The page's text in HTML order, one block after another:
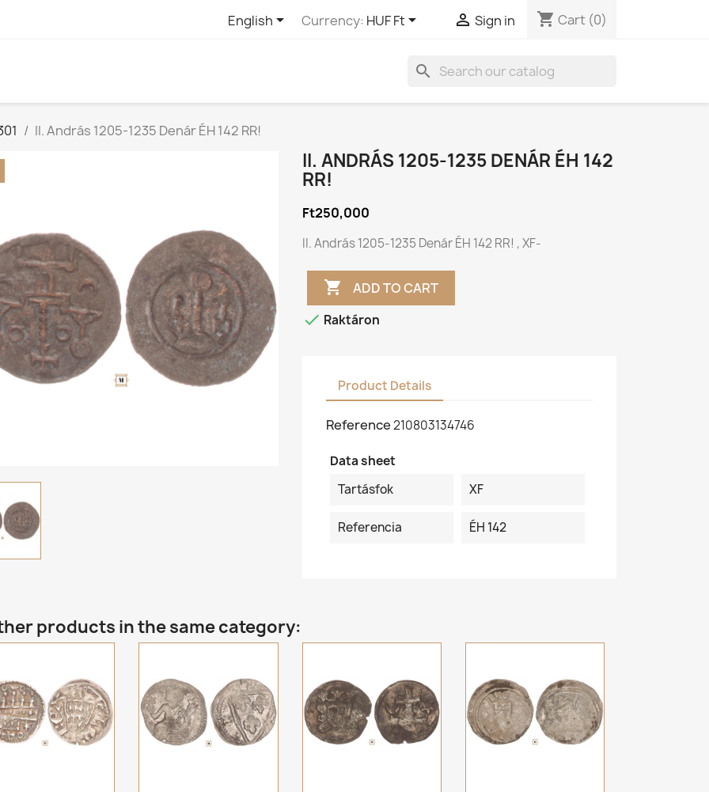
English Currency: HUF Ft  Sign in shopping_cart Cart (0)
search
II. András 1205-1235 Denár ÉH 142 RR!
II. ANDRÁS 1205-1235 DENÁR ÉH 142
RR!
Ft250,000
II. András 1205-1235 Denár ÉH 142 RR! , XF-
 ADD TO CART
 Raktáron
Product Details
Reference210803134746
Data sheet
Tartásfok
XF
Referencia ÉH 142
products in the same category: